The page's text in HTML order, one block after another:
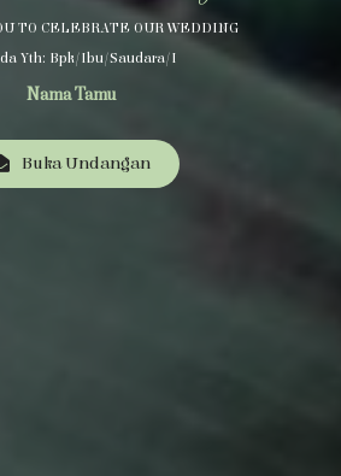
TO CELEBRATE OUR WEDDING
Yth: Bpk/Ibu/Saudara/i
Nama Tamu
Buka Undangan